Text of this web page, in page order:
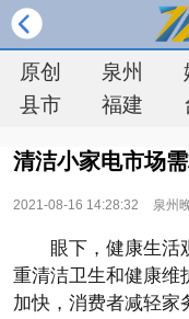
原创 泉州
县市
福建
清洁小家电市场
2021-08-16 14:28:32 泉州
眼下，健康生活
重清洁卫生和健康维
加快，消费者减轻家